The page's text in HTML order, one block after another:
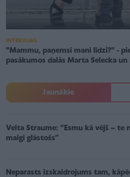
INTERVIJAS
"Mammu, paņemsi mani līdzi?" -
pasākumos dalās Marta Selecka un
Jaunākie
Velta Straume: “Esmu kā vējš – te
maigi glāstošs”
Neparasts izskaidrojums tam,